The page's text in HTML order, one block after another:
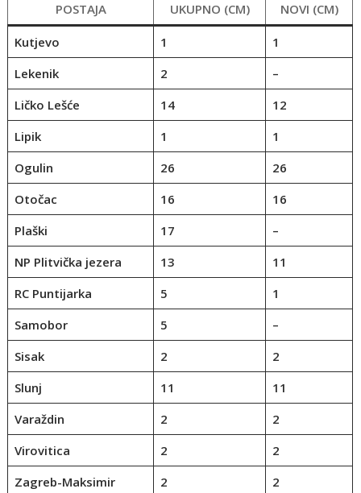
POSTAJA UKUPNO (CM) NOVI (CM)
Kutjevo 1
1
Lekenik
2
–
Ličko Lešće
14
12
Lipik
1
1
Ogulin
26
26
Otočac
16
16
Plaški
17
–
NP Plitvička jezera
13
11
RC Puntijarka
5
1
Samobor
5
–
Sisak
2
2
Slunj
11
11
Varaždin
2
2
Virovitica
2
2
Zagreb-Maksimir
2
2